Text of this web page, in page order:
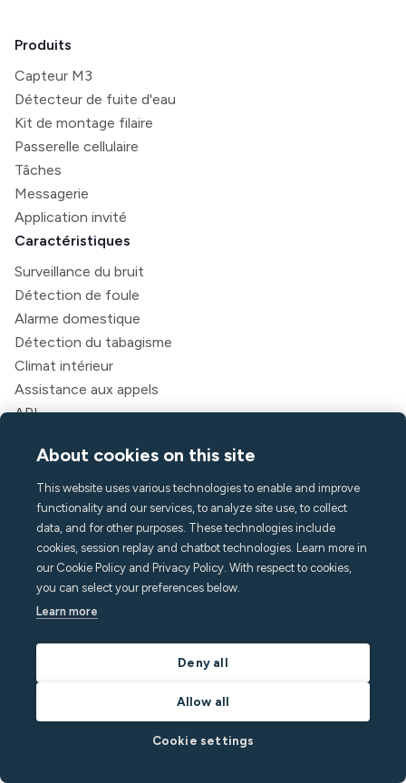
Produits
Capteur M3
Détecteur de fuite d'eau
Kit de montage filaire
Passerelle cellulaire
Tâches
Messagerie
Application invité
Caractéristiques
Surveillance du bruit
Détection de foule
Alarme domestique
Détection du tabagisme
Climat intérieur
Assistance aux appels
API
Hôtes
Directeurs de locations de vacances
Appart'hôtels et hôtels
Logement pour étudiants
Multifamilial
Ressources
Partenaires
Histoires de réussite
Calculateur d'économies
About cookies on this site
This website uses various technologies to enable and improve
functionality and our services, to analyze site use, to collect
data, and for other purposes. These technologies include
cookies, session replay and chatbot technologies. Learn more in
our Cookie Policy and Privacy Policy. With respect to cookies,
you can select your preferences below.
Learn more
Deny all
Allow all
Cookie settings